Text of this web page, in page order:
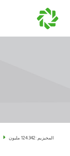
المخيزيم :124.342 مليون